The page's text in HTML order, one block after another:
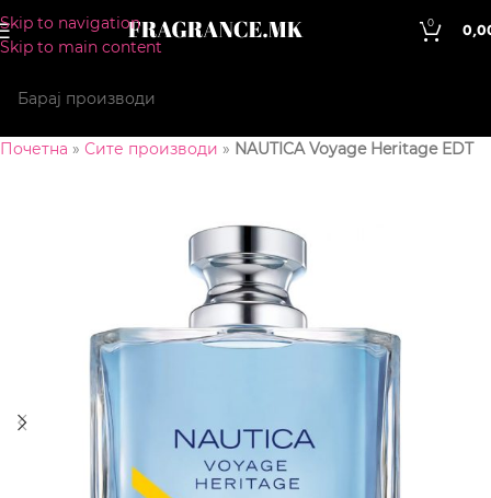
Skip to navigation
Skip to main content
0
Почетна » Сите производи » NAUTICA Voyage Heritage EDT